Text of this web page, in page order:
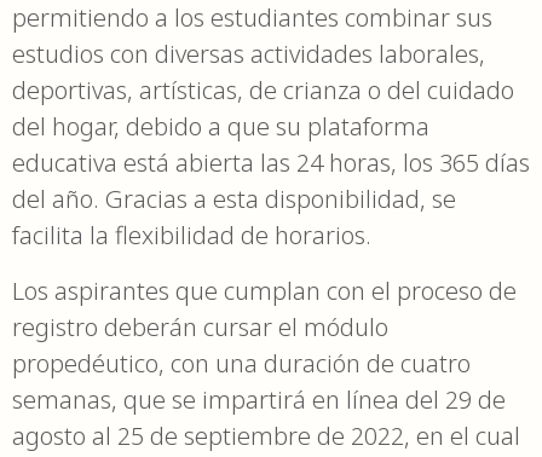
permitiendo a los estudiantes combinar sus
estudios con diversas actividades laborales,
deportivas, artísticas, de crianza o del cuidado
del hogar, debido a que su plataforma
educativa está abierta las 24 horas, los 365 días
del año. Gracias a esta disponibilidad, se
facilita la flexibilidad de horarios.
Los aspirantes que cumplan con el proceso de
registro deberán cursar el módulo
propedéutico, con una duración de cuatro
semanas, que se impartirá en línea del 29 de
agosto al 25 de septiembre de 2022, en el cual